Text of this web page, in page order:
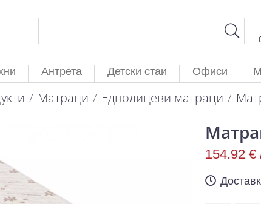
Антрета Детски стаи Офиси
Матраци Еднолицеви матраци
154.92 €